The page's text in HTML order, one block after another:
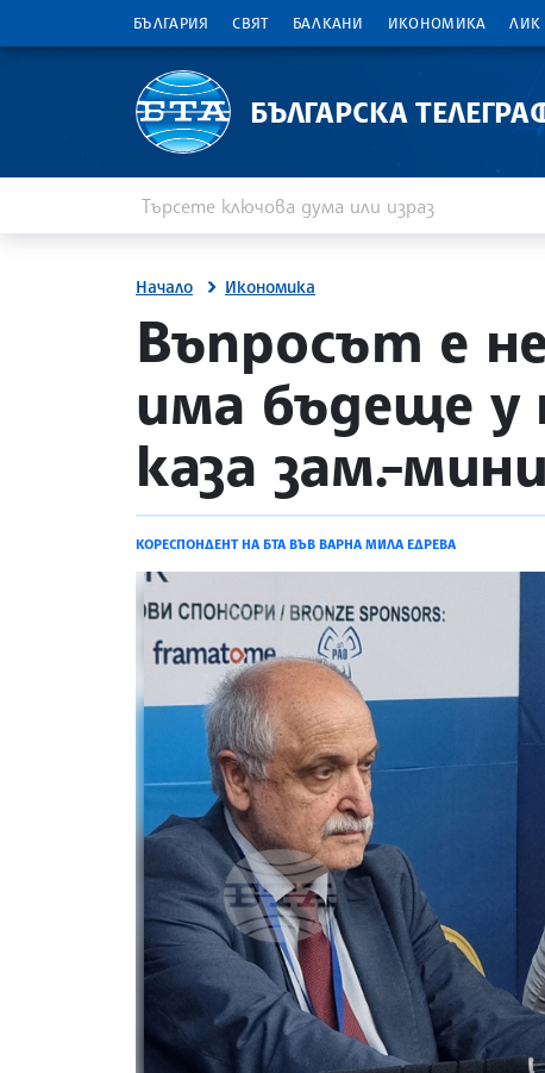
БЪЛГАРИЯ СВЯТ БАЛКАНИ ИКОНОМИКА ЛИК
БЪЛГАРСКА
Начало Икономика
site.bta
Въпросът е
има бъдеще у
каза зам.-
КОРЕСПОНДЕНТ НА БТА ВЪВ ВАРНА МИЛА ЕДРЕВА